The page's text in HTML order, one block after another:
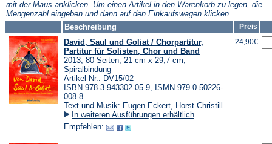
mit der Maus anklicken. Um einen Artikel in den Warenkorb zu legen, die
Mengenzahl eingeben und dann auf den Einkaufswagen klicken.
Beschreibung
Preis
David, Saul und Goliat / Chorpartitur,
Partitur für Solisten, Chor und Band
2013, 80 Seiten, 21 cm x 29,7 cm,
Spiralbindung
Artikel-Nr.: DV15/02
ISBN 978-3-943302-05-9, ISMN 979-0-50226-
008-8
Text und Musik: Eugen Eckert, Horst Christill
In weiteren Ausführungen erhältlich
Empfehlen:
24,90€